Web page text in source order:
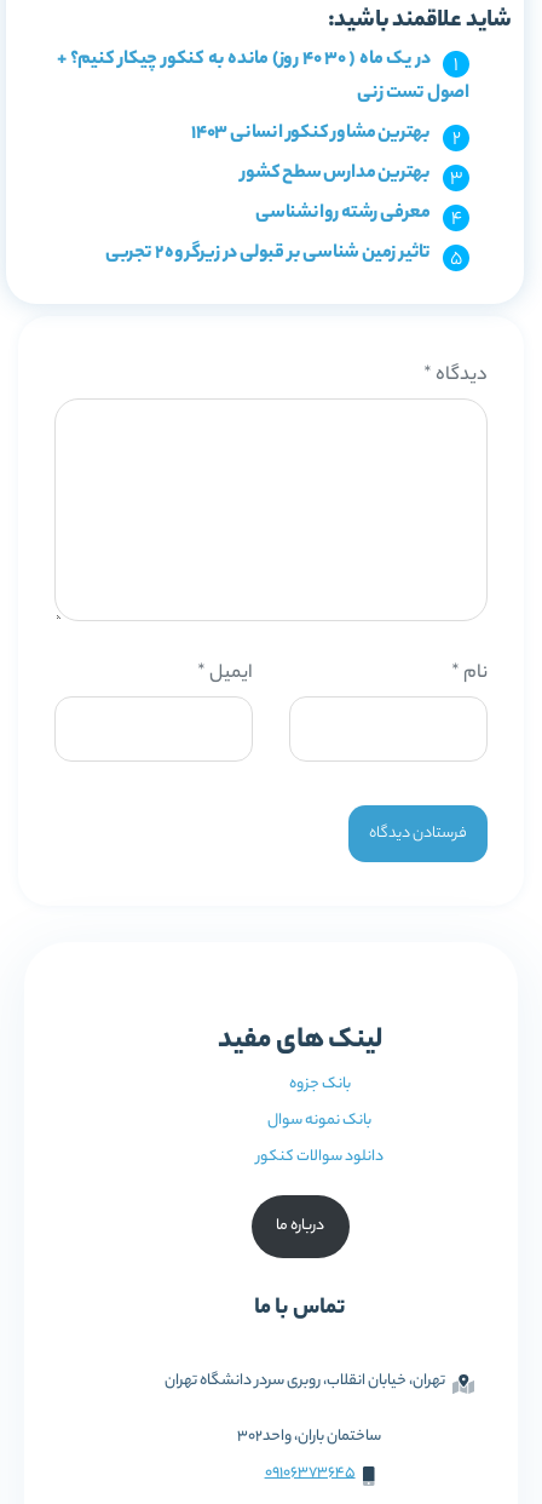
شاید علاقمند باشید:
در یک ماه ( 30 40 روز) مانده به کنکور چیکار کنیم؟ +
اصول تست زنی
بهترین مشاور کنکور انسانی 1403
بهترین مدارس سطح کشور
معرفی رشته روانشناسی
تاثیر زمین شناسی بر قبولی در زیرگروه 2 تجربی
دیدگاه *
نام * ایمیل*
لینک های مفید
بانک جزوه
بانک نمونه سوال
دانلود سوالات کنکور
درباره ما
تماس با ما
تهران، خیابان انقلاب، روبری سردر دانشگاه تهران
ساختمان باران، واحد302
09106373645